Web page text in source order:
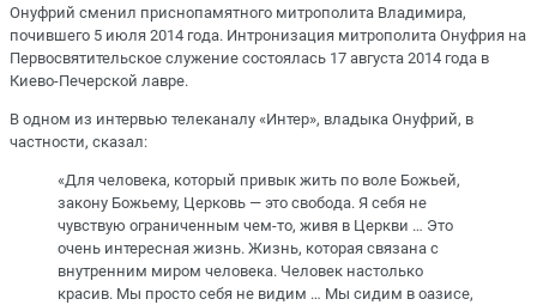
Онуфрий сменил приснопамятного митрополита Владимира,
почившего 5 июля 2014 года. Интронизация митрополита Онуфрия на
Первосвятительское служение состоялась 17 августа 2014 года в
Киево-Печерской лавре.
В одном из интервью телеканалу «Интер», владыка Онуфрий, в
частности, сказал:
«Для человека, который привык жить по воле Божьей,
закону Божьему, Церковь — это свобода. Я себя не
чувствую ограниченным чем-то, живя в Церкви … Это
очень интересная жизнь. Жизнь, которая связана с
внутренним миром человека. Человек настолько
красив. Мы просто себя не видим … Мы сидим в оазисе,